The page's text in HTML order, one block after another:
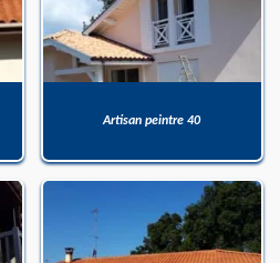
Artisan peintre 40